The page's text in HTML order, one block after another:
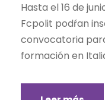
Hasta el 16 de
Fcpolit podŕan
convocatoria
formación en